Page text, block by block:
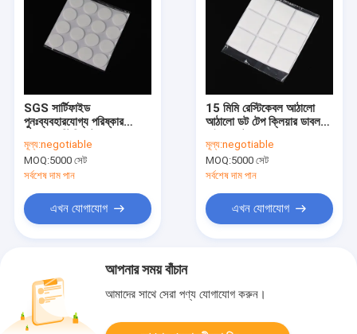
SGS সার্টিফাইড
পুনঃব্যবহারযোগ্য পরিষ্কার
অপসারণযোগ্য 20 মিমি
ডায়ামট্রি
মূল্য:negotiable
MOQ:5000 সেট
সর্বশেষ দাম পান
এখন যোগাযোগ
15 মিমি রেস্টিকেবল আঠালো
আঠালো ডট টেপ ক্লিয়ার ডাবল
মূল্য:negotiable
MOQ:5000 সেট
সর্বশেষ দাম পান
এখন যোগাযোগ
আপনার সময় বাঁচান
আমাদের সাথে সেরা পণ্য যোগাযোগ করুন।